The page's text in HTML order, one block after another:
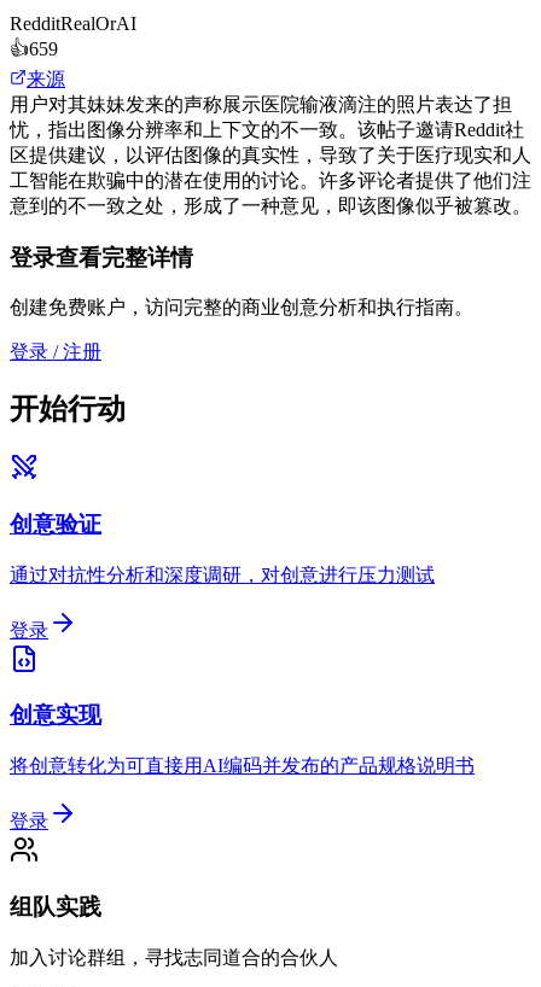
RedditRealOrAI
👍659
来源
用户对其妹妹发来的声称展示医院输液滴注的照片表达了担
忧，指出图像分辨率和上下文的不一致。该帖子邀请Reddit社
区提供建议，以评估图像的真实性，导致了关于医疗现实和人
工智能在欺骗中的潜在使用的讨论。许多评论者提供了他们注
意到的不一致之处，形成了一种意见，即该图像似乎被篡改。
登录查看完整详情
创建免费账户，访问完整的商业创意分析和执行指南。
登录 / 注册
开始行动
创意验证
通过对抗性分析和深度调研，对创意进行压力测试
登录
创意实现
将创意转化为可直接用AI编码并发布的产品规格说明书
登录
组队实践
加入讨论群组，寻找志同道合的合伙人